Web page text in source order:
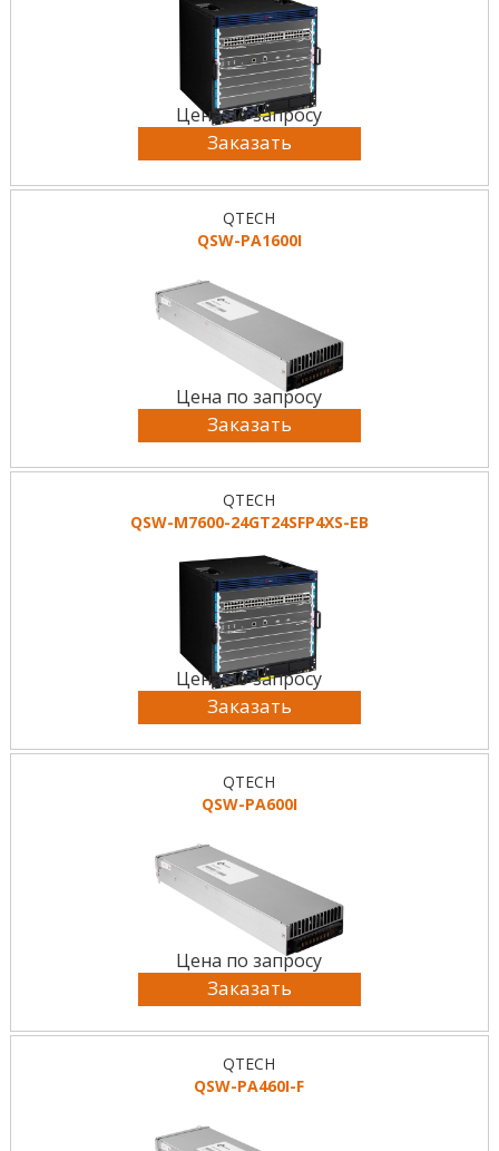
Цена по запросу
Заказать
QTECH
QSW-PA1600I
Цена по запросу
Заказать
QTECH
QSW-M7600-24GT24SFP4XS-EB
Цена по запросу
Заказать
QTECH
QSW-PA600I
Цена по запросу
Заказать
QTECH
QSW-PA460I-F